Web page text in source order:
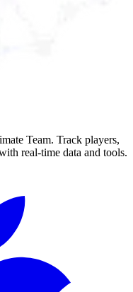
Team. Track players,
real-time data and tools.